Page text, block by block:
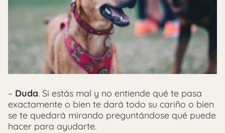
– Duda. Si estás mal y no entiende qué te pasa
exactamente o bien te dará todo su cariño o bien
se te quedará mirando preguntándose qué puede
hacer para ayudarte.